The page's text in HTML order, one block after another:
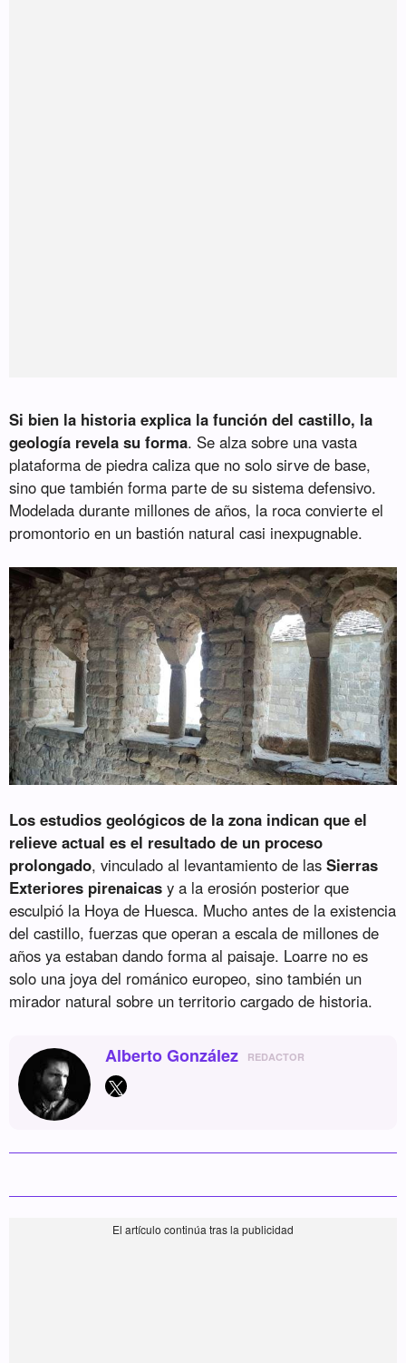
Si bien la historia explica la función del castillo, la
geología revela su forma. Se alza sobre una vasta
plataforma de piedra caliza que no solo sirve de base,
sino que también forma parte de su sistema defensivo.
Modelada durante millones de años, la roca convierte el
promontorio en un bastión natural casi inexpugnable.
Los estudios geológicos de la zona indican que el
relieve actual es el resultado de un proceso
prolongado, vinculado al levantamiento de lasSierras
Exteriores pirenaicas y a la erosión posterior que
esculpió la Hoya de Huesca. Mucho antes de la existencia
del castillo, fuerzas que operan a escala de millones de
años ya estaban dando forma al paisaje. Loarre no es
solo una joya del románico europeo, sino también un
mirador natural sobre un territorio cargado de historia.
Alberto González REDACTOR